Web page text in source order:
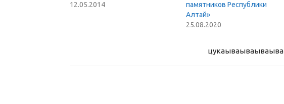
12.05.2014
памятников Республики
Алтай»
25.08.2020
цукаываываываыва